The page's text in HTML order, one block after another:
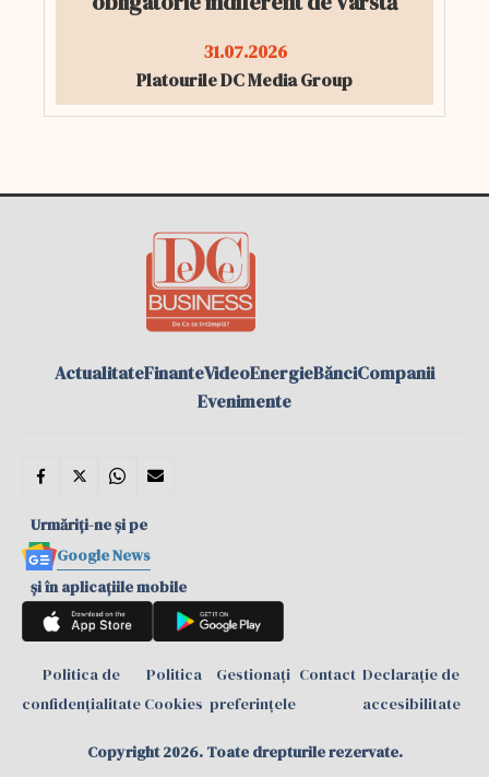
31.07.2026
Platourile DC Media Group
ActualitateFinanteVideoEnergieBănciCompanii
Evenimente
Urmăriți-ne și pe
Google News
și în aplicațiile mobile
Politica de
confidențialitate
Politica
Cookies
Gestionați
preferințele
Contact Declarație de
accesibilitate
Copyright 2026. Toate drepturile rezervate.